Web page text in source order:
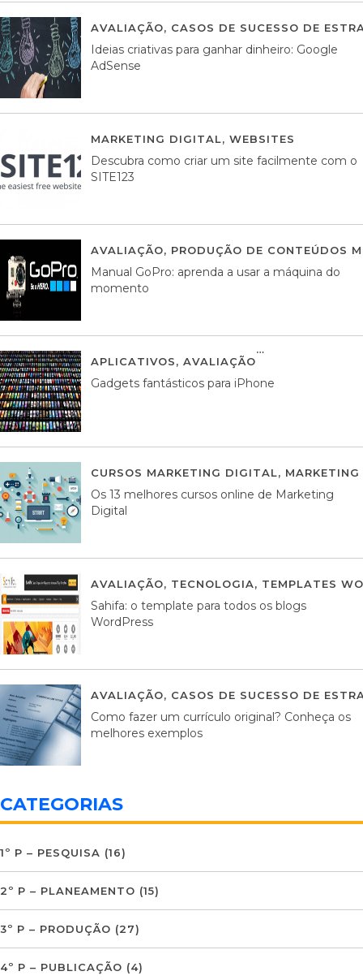
AVALIAÇÃO, CASOS DE SUCESSO DE
Ideias criativas para ganhar dinheiro: Google
AdSense
MARKETING DIGITAL, WEBSITES
Descubra como criar um site facilmente com o
SITE123
AVALIAÇÃO, PRODUÇÃO DE CONTEÚDOS
Manual GoPro: aprenda a usar a máquina do
momento
APLICATIVOS, AVALIAÇÃO
Gadgets fantásticos para iPhone
CURSOS MARKETING DIGITAL,
Os 13 melhores cursos online de Marketing
Digital
AVALIAÇÃO, TECNOLOGIA, TEMPLATES
Sahifa: o template para todos os blogs
WordPress
AVALIAÇÃO, CASOS DE SUCESSO DE
Como fazer um currículo original? Conheça os
melhores exemplos
CATEGORIAS
1º P – PESQUISA (16)
2º P – PLANEAMENTO (15)
3º P – PRODUÇÃO (27)
4º P – PUBLICAÇÃO (4)